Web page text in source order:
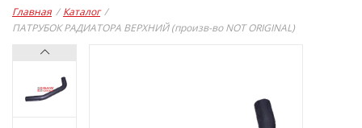
Главная / Каталог /
ПАТРУБОК РАДИАТОРА ВЕРХНИЙ (произв-во NOT ORIGINAL)